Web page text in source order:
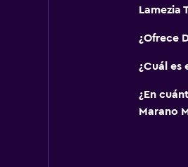
Lamezia
¿Ofrece
¿Cuál es
¿En
Marano